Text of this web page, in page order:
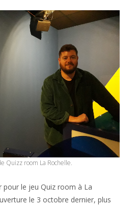
Quizz room La Rochelle.
le jeu Quiz room à La
le 3 octobre dernier, plus